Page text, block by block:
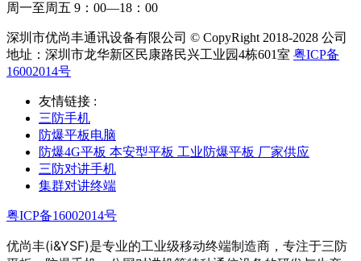
周一至周五 9：00—18：00
深圳市优尚丰通讯设备有限公司 © CopyRight 2018-2028 公司
地址：深圳市龙华新区民康路民兴工业园4栋601室 粤ICP备
16002014号
友情链接 :
三防手机
防爆平板电脑
防爆4G平板 本安型平板 工业防爆平板 厂家供应
三防对讲手机
集群对讲终端
粤ICP备16002014号
优尚丰(i&YSF)是专业的工业级移动终端制造商，专注于三防